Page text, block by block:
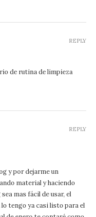
de rutina de limpieza
REPLY
y por dejarme un
material y haciendo
mas fácil de usar, el
tengo ya casi listo para el
REPLY